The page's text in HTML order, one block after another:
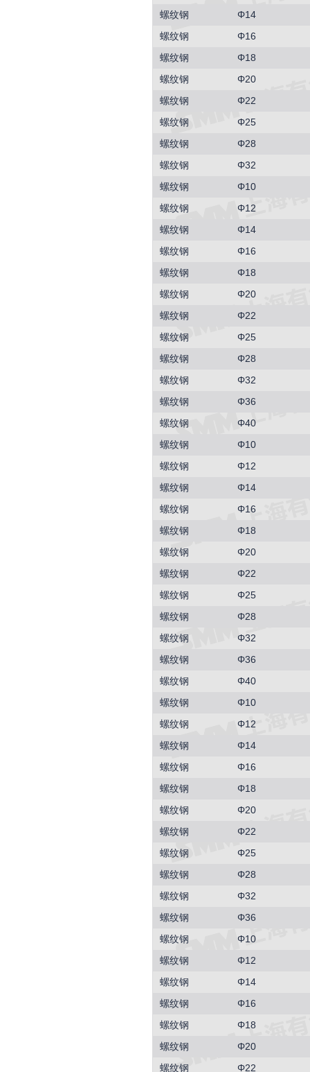
螺纹钢
Φ14
螺纹钢
Φ16
螺纹钢
Φ18
螺纹钢
Φ20
螺纹钢
Φ22
螺纹钢
Φ25
螺纹钢
Φ28
螺纹钢
Φ32
螺纹钢
Φ10
螺纹钢
Φ12
螺纹钢
Φ14
螺纹钢
Φ16
螺纹钢
Φ18
螺纹钢
Φ20
螺纹钢
Φ22
螺纹钢
Φ25
螺纹钢
Φ28
螺纹钢
Φ32
螺纹钢
Φ36
螺纹钢
Φ40
螺纹钢
Φ10
螺纹钢
Φ12
螺纹钢
Φ14
螺纹钢
Φ16
螺纹钢
Φ18
螺纹钢
Φ20
螺纹钢
Φ22
螺纹钢
Φ25
螺纹钢
Φ28
螺纹钢
Φ32
螺纹钢
Φ36
螺纹钢
Φ40
螺纹钢
Φ10
螺纹钢
Φ12
螺纹钢
Φ14
螺纹钢
Φ16
螺纹钢
Φ18
螺纹钢
Φ20
螺纹钢
Φ22
螺纹钢
Φ25
螺纹钢
Φ28
螺纹钢
Φ32
螺纹钢
Φ36
螺纹钢
Φ10
螺纹钢
Φ12
螺纹钢
Φ14
螺纹钢
Φ16
螺纹钢
Φ18
螺纹钢
Φ20
螺纹钢
Φ22